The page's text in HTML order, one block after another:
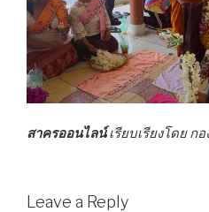
สาครออนไลน์เรียบเรียงโดย ก
Leave a Reply